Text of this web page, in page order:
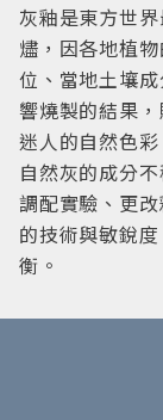
灰釉是東方世
燼，因各地植
位、當地土壤
響燒製的結果
迷人的自然色彩
自然灰的成分
調配實驗、更
的技術與敏銳
衡。